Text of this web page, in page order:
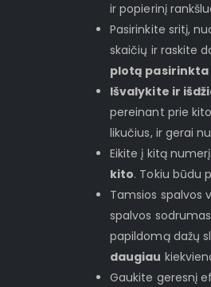
ir popierinį
Pasirinkite sritį,
skaičių ir raskite
plotą pasirinkta
Išvalykite ir
pereinant prie
likučius, ir gerai
Eikite į kitą numerį.
kito. Tokiu būdu
Tamsios spalvos
spalvos
papildomą dažų
daugiau
Gaukite geresnį